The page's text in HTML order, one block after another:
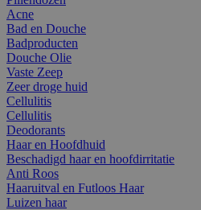
Acne
Bad en Douche
Badproducten
Douche Olie
Vaste Zeep
Zeer droge huid
Cellulitis
Cellulitis
Deodorants
Haar en Hoofdhuid
Beschadigd haar en hoofdirritatie
Anti Roos
Haaruitval en Futloos Haar
Luizen haar